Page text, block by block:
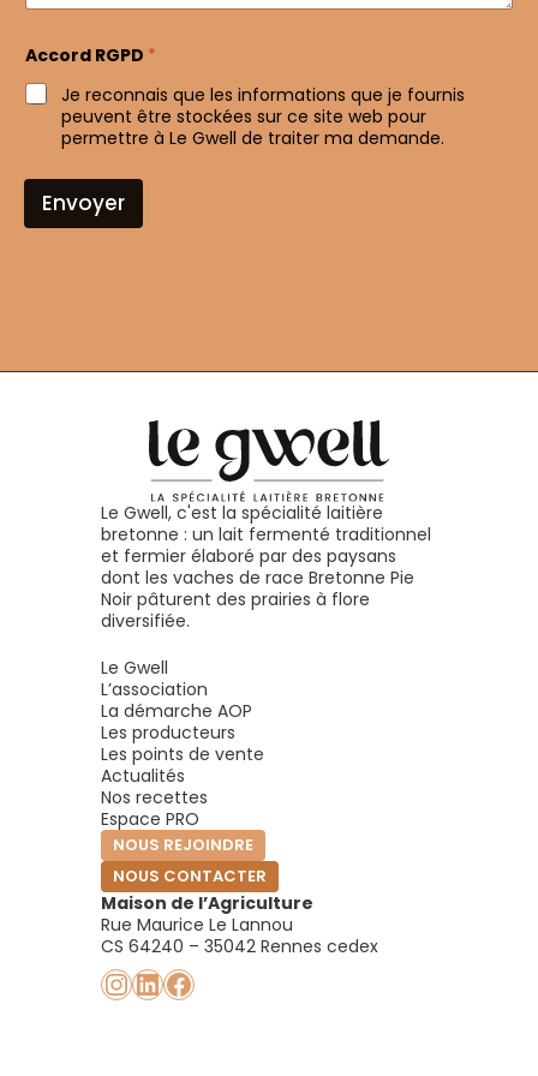
Accord RGPD *
Je reconnais que les informations que je fournis
peuvent être stockées sur ce site web pour
permettre à Le Gwell de traiter ma demande.
Envoyer
Le Gwell, c'est la spécialité laitière
bretonne : un lait fermenté traditionnel
et fermier élaboré par des paysans
dont les vaches de race Bretonne Pie
Noir pâturent des prairies à flore
diversifiée.
Le Gwell
L’association
La démarche AOP
Les producteurs
Les points de vente
Actualités
Nos recettes
Espace PRO
NOUS REJOINDRE
NOUS CONTACTER
Maison de l’Agriculture
Rue Maurice Le Lannou
CS 64240 – 35042 Rennes cedex
Instagram
LinkedIn
Facebook